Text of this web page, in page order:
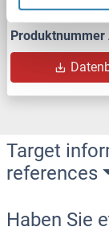
Produktnummer
Target
references
Haben Sie